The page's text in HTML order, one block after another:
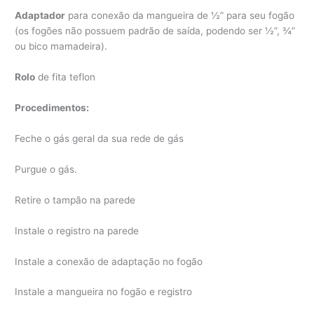
Adaptador para conexão da mangueira de ½” para seu fogão
(os fogões não possuem padrão de saída, podendo ser ½”, ¾”
ou bico mamadeira).
Rolo de fita teflon
Procedimentos:
Feche o gás geral da sua rede de gás
Purgue o gás.
Retire o tampão na parede
Instale o registro na parede
Instale a conexão de adaptação no fogão
Instale a mangueira no fogão e registro